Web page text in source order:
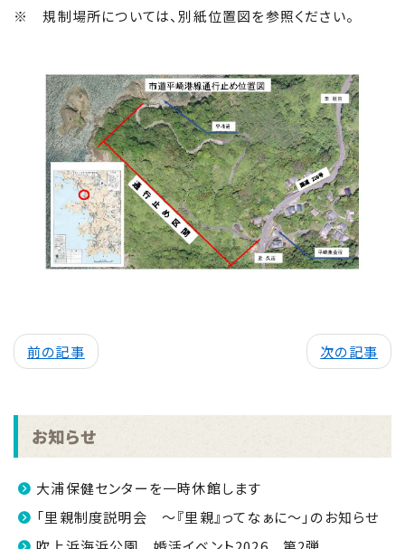
※ 規制場所については、別紙位置図を参照ください。
前の記事 次の記事
お知らせ
大浦保健センターを一時休館します
「里親制度説明会 ～『里親』ってなぁに～」のお知らせ